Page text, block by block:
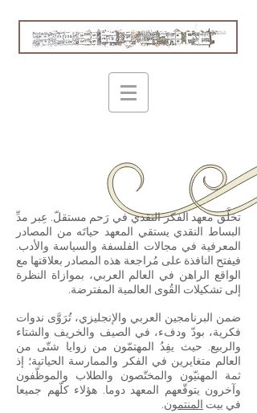
تخلَّق معهد الفكر النقدي في رَحم مستقلّ. عِبر مدِّ
البساط النقدي يستقي المعهد حياتَه من المصادر
المعرفية في مجالات الفلسفة والسياسة والأدب.
فيفتح النافذة على مُراجعة هذه المصادر بعلاقتها مع
الواقع الراهن في العالم العربي، بموازاة النظرة
إلى تشكيلات القُوى العالمية المفترضة.
ضمن البرنامجين العربي والإنجليزي، تُرَوَّى ندوات
فكرية، بودّ ودفء، في الصيف والخريف والشتاء
والربيع. حيث يفِدُ المهتمّون من زوايا شتّى من
العالم متغايرين في الفكر والممارسة الحياتية؛ إذ
ثمة المهنيّون والمختّصون والطلاب والموظّفون
وآخرون يتوقّعهم المعهد دوما. هؤلاء كلّهم جميعا
في بيت المنتمون.